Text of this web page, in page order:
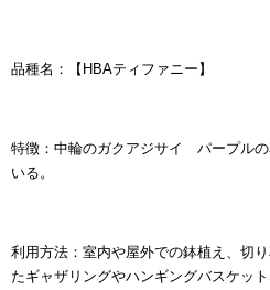
品種名：【HBAティファニー】
特徴： 中輪のガクアジサイ パープル
いる。
利用方法：室内や屋外での鉢植え、切
たギャザリングやハンギングバスケッ